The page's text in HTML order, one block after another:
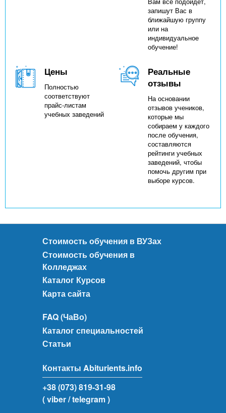
запишут Вас в
ближайшую группу
или на
индивидуальное
обучение!
Цены
Полностью
соответствуют
прайс-листам
учебных заведений
Реальные
отзывы
На основании
отзывов учеников,
которые мы
собираем у каждого
после обучения,
составляются
рейтинги учебных
заведений, чтобы
помочь другим при
выборе курсов.
Стоимость обучения в ВУЗах
Стоимость обучения в
Колледжах
Каталог Курсов
Карта сайта
FAQ (ЧаВо)
Каталог специальностей
Статьи
Контакты Abiturients.info
+38 (073) 819-31-98
( viber/ telegram )